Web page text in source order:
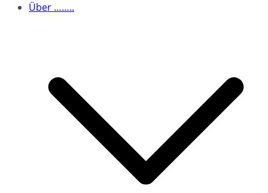
Über ……..